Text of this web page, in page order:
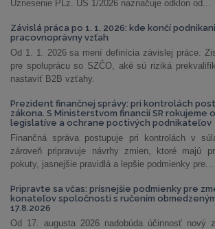
Uznesenie PLz. ÚS 1/2026 naznačuje odklon od...
Závislá práca po 1. 1. 2026: kde končí
pracovnoprávny vzťah
Od 1. 1. 2026 sa mení definícia závislej práce.
pre spoluprácu so SZČO, aké sú riziká
nastaviť B2B vzťahy.
Prezident finančnej správy: pri kontrolách
zákona. S Ministerstvom financií SR rokujeme
legislatíve a ochrane poctivých podnikateľov
Finančná správa postupuje pri kontrolách v
zároveň pripravuje návrhy zmien, ktoré majú
pokuty, jasnejšie pravidlá a lepšie podmienky pre...
Pripravte sa včas: prísnejšie podmienky pre
konateľov spoločnosti s ručením
17.8.2026
Od 17. augusta 2026 nadobúda účinnosť nový